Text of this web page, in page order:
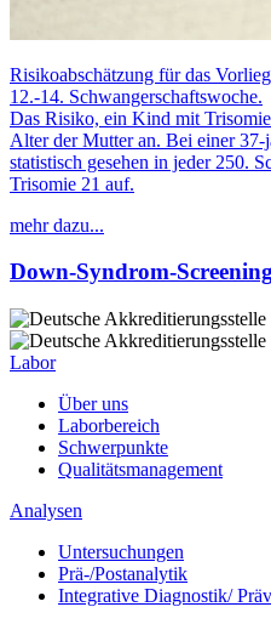
Risikoabschätzung für das
12.-14. Schwangerschaftswoche.
Das Risiko, ein Kind mit
Alter der Mutter an. Bei einer
statistisch gesehen in jeder 250.
Trisomie 21 auf.
mehr dazu...
Down-Syndrom-
Labor
Über uns
Laborbereich
Schwerpunkte
Qualitätsmanagement
Analysen
Untersuchungen
Prä-/Postanalytik
Integrative Diagnostik/